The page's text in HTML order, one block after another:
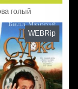
голый
WEBRip